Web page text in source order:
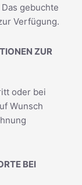
gebuchte
Verfügung.
ZUR
oder bei
Wunsch
BEI